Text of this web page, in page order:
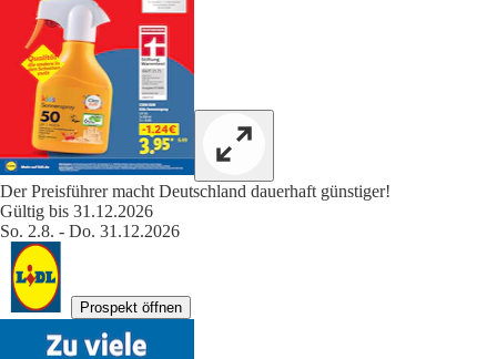
Der Preisführer macht Deutschland dauerhaft günstiger!
Gültig bis 31.12.2026
So. 2.8. - Do. 31.12.2026
Prospekt öffnen